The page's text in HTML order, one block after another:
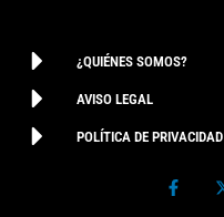
¿QUIÉNES SOMOS?
AVISO LEGAL
POLÍTICA DE PRIVACIDAD